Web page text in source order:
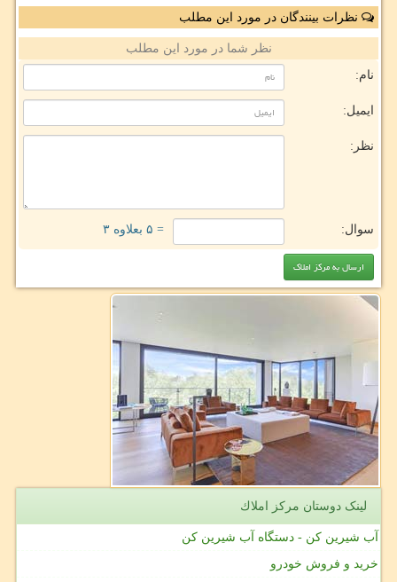
نظرات بینندگان در مورد این مطلب
نظر شما در مورد این مطلب
نام:
ایمیل:
نظر:
سوال: = ۵ بعلاوه ۳
لینک دوستان مركز املاك
آب شیرین کن - دستگاه آب شیرین کن
خرید و فروش خودرو